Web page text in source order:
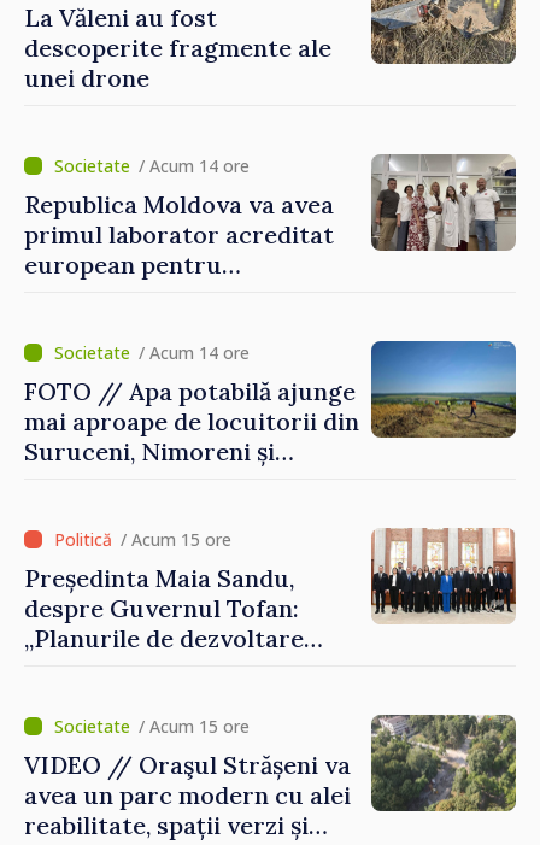
La Văleni au fost
descoperite fragmente ale
unei drone
/ Acum 14 ore
Republica Moldova va avea
primul laborator acreditat
european pentru
/ Acum 14 ore
FOTO // Apa potabilă ajunge
mai aproape de locuitorii din
Suruceni, Nimoreni și
/ Acum 15 ore
Președinta Maia Sandu,
despre Guvernul Tofan:
„Planurile de dezvoltare
stabilitate pentru a reuși”
/ Acum 15 ore
VIDEO // Oraşul Strășeni va
avea un parc modern cu alei
reabilitate, spații verzi și